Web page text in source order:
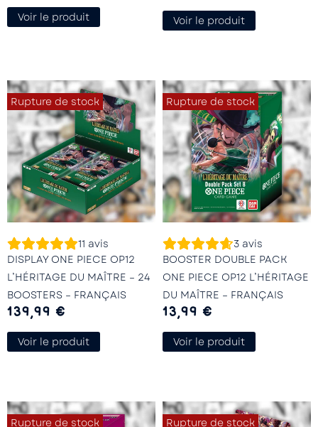
Voir le produit Voir le produit
Rupture de stock
11 avis
DISPLAY ONE PIECE OP12
L’HÉRITAGE DU MAÎTRE – 24
BOOSTERS – FRANÇAIS
139,99 €
Voir le produit
Rupture de stock
3 avis
BOOSTER DOUBLE PACK
ONE PIECE OP12 L’HÉRITAGE
DU MAÎTRE – FRANÇAIS
13,99 €
Voir le produit
Rupture de stock Rupture de stock